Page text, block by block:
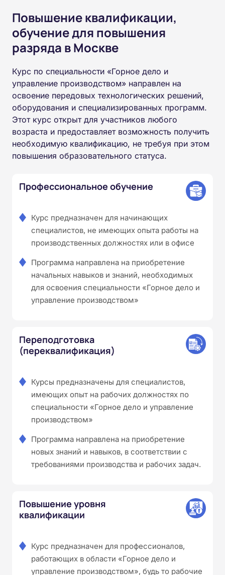
Повышение квалификации,
обучение для повышения
разряда в Москве
Курс по специальности «Горное дело и
управление производством» направлен на
освоение передовых технологических решений,
оборудования и специализированных программ.
Этот курс открыт для участников любого
возраста и предоставляет возможность получить
необходимую квалификацию, не требуя при этом
повышения образовательного статуса.
Профессиональное обучение
Курс предназначен для начинающих
специалистов, не имеющих опыта работы на
производственных должностях или в офисе
Программа направлена на приобретение
начальных навыков и знаний, необходимых
для освоения специальности «Горное дело и
управление производством»
Переподготовка
(переквалификация)
Курсы предназначены для специалистов,
имеющих опыт на рабочих должностях по
специальности «Горное дело и управление
производством»
Программа направлена на приобретение
новых знаний и навыков, в соответствии с
требованиями производства и рабочих задач.
Повышение уровня
квалификации
Курс предназначен для профессионалов,
работающих в области «Горное дело и
управление производством», будь то рабочие